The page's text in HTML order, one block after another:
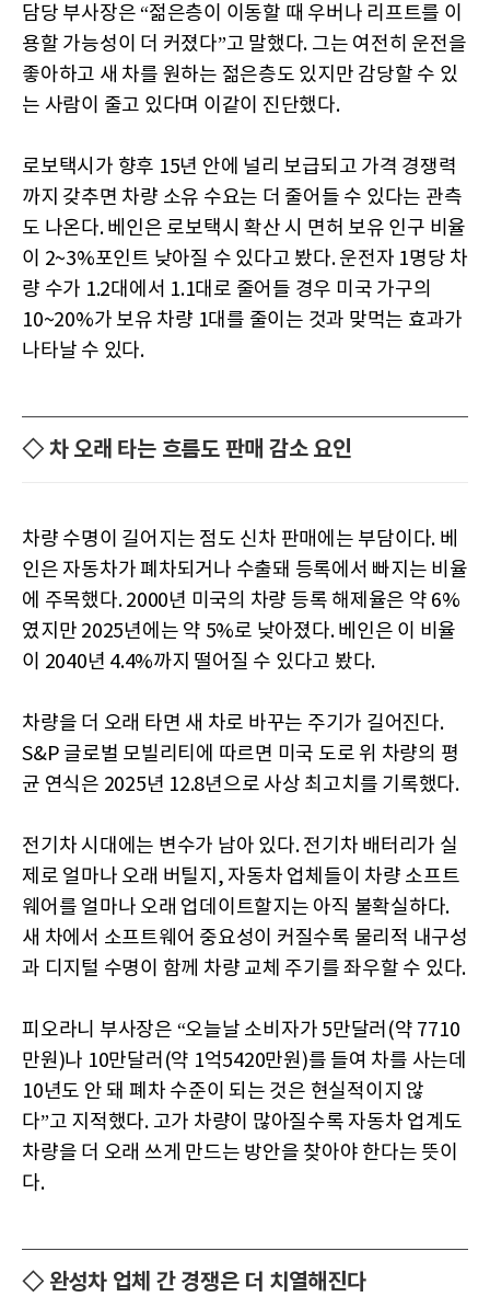
담당 부사장은 “젊은층이 이동할 때 우버나 리프트를 이
용할 가능성이 더 커졌다”고 말했다. 그는 여전히 운전을
좋아하고 새 차를 원하는 젊은층도 있지만 감당할 수 있
는 사람이 줄고 있다며 이같이 진단했다.
로보택시가 향후 15년 안에 널리 보급되고 가격 경쟁력
까지 갖추면 차량 소유 수요는 더 줄어들 수 있다는 관측
도 나온다. 베인은 로보택시 확산 시 면허 보유 인구 비율
이 2~3%포인트 낮아질 수 있다고 봤다. 운전자 1명당 차
량 수가 1.2대에서 1.1대로 줄어들 경우 미국 가구의
10~20%가 보유 차량 1대를 줄이는 것과 맞먹는 효과가
나타날 수 있다.
◇ 차 오래 타는 흐름도 판매 감소 요인
차량 수명이 길어지는 점도 신차 판매에는 부담이다. 베
인은 자동차가 폐차되거나 수출돼 등록에서 빠지는 비율
에 주목했다. 2000년 미국의 차량 등록 해제율은 약 6%
였지만 2025년에는 약 5%로 낮아졌다. 베인은 이 비율
이 2040년 4.4%까지 떨어질 수 있다고 봤다.
차량을 더 오래 타면 새 차로 바꾸는 주기가 길어진다.
S&P 글로벌 모빌리티에 따르면 미국 도로 위 차량의 평
균 연식은 2025년 12.8년으로 사상 최고치를 기록했다.
전기차 시대에는 변수가 남아 있다. 전기차 배터리가 실
제로 얼마나 오래 버틸지, 자동차 업체들이 차량 소프트
웨어를 얼마나 오래 업데이트할지는 아직 불확실하다.
새 차에서 소프트웨어 중요성이 커질수록 물리적 내구성
과 디지털 수명이 함께 차량 교체 주기를 좌우할 수 있다.
피오라니 부사장은 “오늘날 소비자가 5만달러(약 7710
만원)나 10만달러(약 1억5420만원)를 들여 차를 사는데
10년도 안 돼 폐차 수준이 되는 것은 현실적이지 않
다”고 지적했다. 고가 차량이 많아질수록 자동차 업계도
차량을 더 오래 쓰게 만드는 방안을 찾아야 한다는 뜻이
다.
◇ 완성차 업체 간 경쟁은 더 치열해진다